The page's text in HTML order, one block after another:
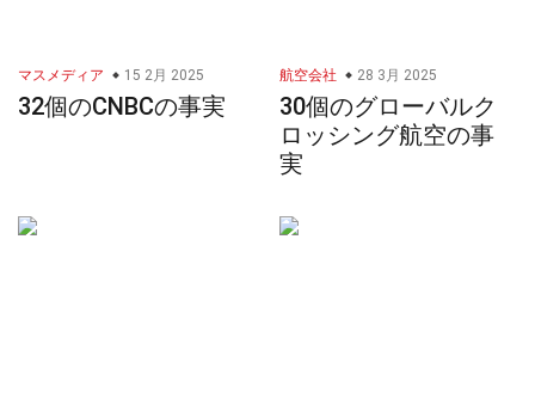
マスメディア 15 2月 2025
32個のCNBCの事実
航空会社 28 3月 2025
30個のグローバルク
ロッシング航空の事
実